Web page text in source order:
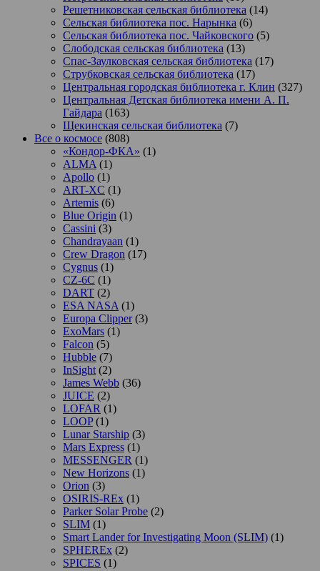
Решетниковская сельская библиотека (14)
Сельская библиотека пос. Нарынка (6)
Сельская библиотека пос. Чайковского (5)
Слободская сельская библиотека (13)
Спас-Заулковская сельская библиотека (17)
Струбковская сельская библиотека (17)
Центральная городская библиотека г. Клин (327)
Центральная Детская библиотека имени А. П.
Гайдара (163)
Щекинская сельская библиотека (7)
Все о космосе (808)
«Кондор-ФКА» (1)
ALMA (1)
Apollo (1)
ART-XC (1)
Artemis (6)
Blue Origin (1)
Cassini (3)
Chandrayaan (1)
Crew Dragon (17)
Cygnus (1)
CZ-6C (1)
DART (2)
ESA NASA (1)
Europa Clipper(3)
ExoMars (1)
Falcon (5)
Hubble (7)
InSight (2)
James Webb (36)
JUICE (2)
LOFAR (1)
LOOP(1)
Lunar Starship (3)
Mars Express (1)
MESSENGER (1)
New Horizons (1)
Orion (3)
OSIRIS-REx (1)
Parker Solar Probe (2)
SLIM (1)
Smart Lander for Investigating Moon (SLIM) (1)
SPHEREx (2)
SPICES (1)